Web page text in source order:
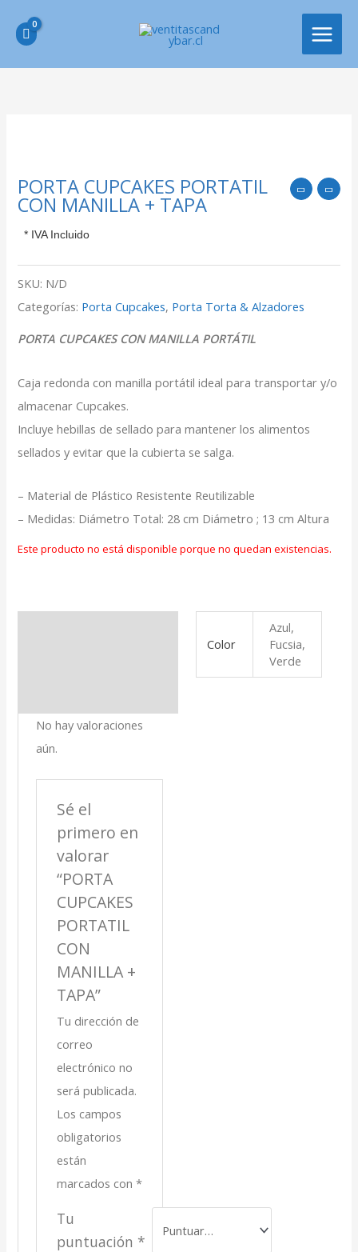
MAIN
PORTA CUPCAKES PORTATIL
CON MANILLA + TAPA
* IVA Incluido
SKU: N/D
Categorías: Porta Cupcakes, Porta Torta & Alzadores
PORTA CUPCAKES CON MANILLA PORTÁTIL
Caja redonda con manilla portátil ideal para transportar y/o
almacenar Cupcakes.
Incluye hebillas de sellado para mantener los alimentos
sellados y evitar que la cubierta se salga.
– Material de Plástico Resistente Reutilizable
– Medidas: Diámetro Total: 28 cm Diámetro ; 13 cm Altura
Este producto no está disponible porque no quedan existencias.
Color
Azul,
Fucsia,
Verde
No hay valoraciones
aún.
Sé el
primero en
valorar
“PORTA
CUPCAKES
PORTATIL
CON
MANILLA +
TAPA”
Tu dirección de
correo
electrónico no
será publicada.
Los campos
obligatorios
están
marcados con *
Tu
puntuación *